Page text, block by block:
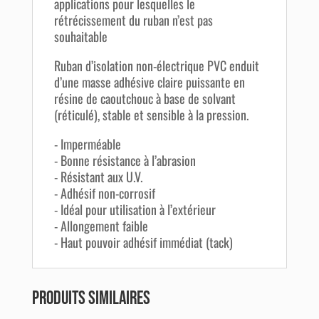
rétrécissement du ruban n’est pas
souhaitable
Ruban d’isolation non-électrique PVC enduit
d’une masse adhésive claire puissante en
résine de caoutchouc à base de solvant
(réticulé), stable et sensible à la pression.
- Imperméable
- Bonne résistance à l’abrasion
- Résistant aux U.V.
- Adhésif non-corrosif
- Idéal pour utilisation à l’extérieur
- Allongement faible
- Haut pouvoir adhésif immédiat (tack)
Produits similaires